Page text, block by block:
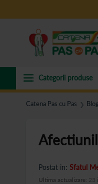
Catena Pas cu Pas ❯
Postat in: Sfatul
Ultima actualizare: 23